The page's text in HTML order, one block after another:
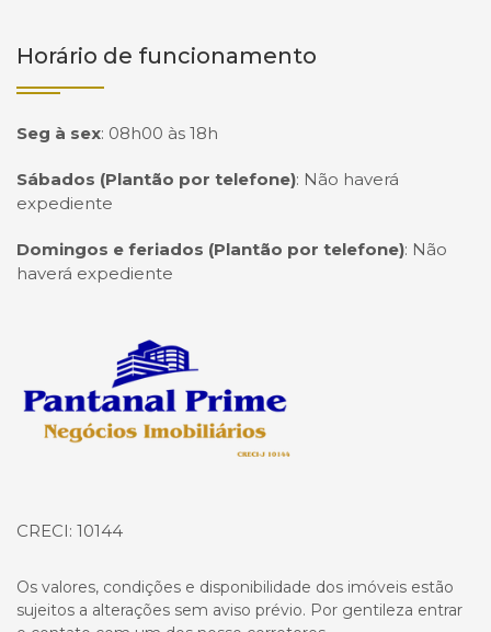
Horário de funcionamento
Seg à sex: 08h00 às 18h
Sábados (Plantão por telefone): Não haverá
expediente
Domingos e feriados (Plantão por telefone): Não
haverá expediente
Página inicial
CRECI: 10144
Os valores, condições e disponibilidade dos imóveis estão
sujeitos a alterações sem aviso prévio. Por gentileza entrar